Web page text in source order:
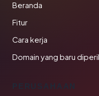
Beranda
Fitur
Cara kerja
Domain yang baru
PERUSAHAAN